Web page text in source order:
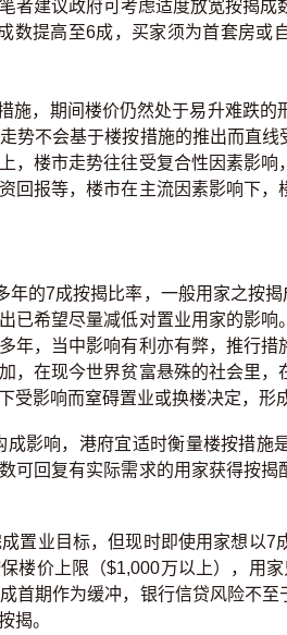
者建议政府可考虑适度放宽按揭
数提高至6成，买家须为首套房或
施，期间楼价仍然处于易升难跌的
势不会基于楼按措施的推出而直
，楼市走势往往受复合性因素影
回报等，楼市在主流因素影响下
年的7成按揭比率，一般用家之按
已希望尽量减低对置业用家的影
年，当中影响有利亦有弊，推行
，在现今世界贫富悬殊的社会里
受影响而窒碍置业或换楼决定，形
影响，港府宜适时衡量楼按措施
可回复有实际需求的用家获得按
置业目标，但现时即使用家想以7
楼价上限（$1,000万以上），用
首期作为缓冲，银行信贷风险不至
揭。